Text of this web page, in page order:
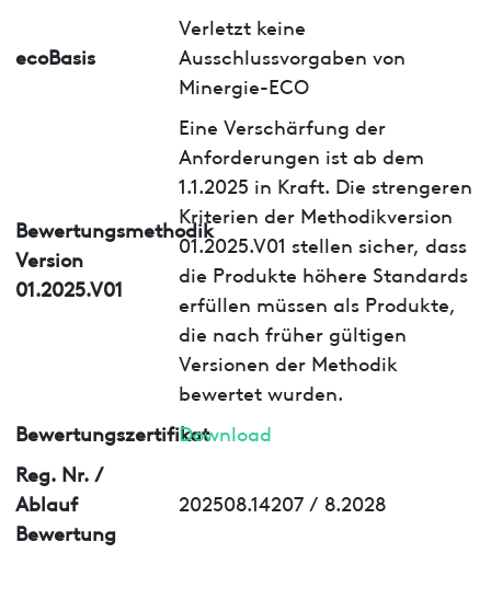
ecoBasis
Verletzt keine
Ausschlussvorgaben von
Minergie-ECO
Bewertungsmethodik
Version
01.2025.V01
Eine Verschärfung der
Anforderungen ist ab dem
1.1.2025 in Kraft. Die strengeren
Kriterien der Methodikversion
01.2025.V01 stellen sicher, dass
die Produkte höhere Standards
erfüllen müssen als Produkte,
die nach früher gültigen
Versionen der Methodik
bewertet wurden.
BewertungszertifikatDownload
Reg. Nr. /
Ablauf
Bewertung
202508.14207 / 8.2028